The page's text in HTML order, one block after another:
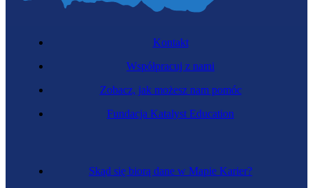
Zawód przyszłości
Skąd się biorą dane w Mapie Karier?
Kontakt
Współpracuj z nami
Zobacz, jak możesz nam pomóc
Fundacja Katalyst Education